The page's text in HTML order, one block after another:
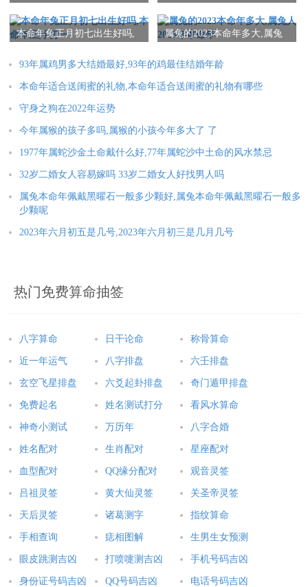
本命年兔正月初七出生好吗,
属兔的2023本命年多大,属兔
93年属鸡男多大结婚最好,93年的鸡最佳结婚年龄
本命年适合送闺蜜的礼物,本命年适合送闺蜜的礼物有哪些
守身之狗在2022年运势
今年属猴的孩子多吗,属猴的小孩今年多大了 了
1977年属蛇沙金土命戴什么好,77年属蛇沙中土命的风水禁忌
32岁二婚女人容易嫁吗 33岁二婚女人好找男人吗
属兔本命年佩戴黑曜石一般多少颗好,属兔本命年佩戴黑曜石一般多
少颗呢
2023年六月初五是几号,2023年六月初三是几月几号
热门免费算命抽签
八字算命 日干论命 称骨算命
近一年运气 八字排盘 六壬排盘
玄空飞星排盘 六爻起卦排盘 奇门遁甲排盘
免费起名 姓名测试打分 看风水算命
神奇小测试 万历年 八字合婚
姓名配对 生肖配对 星座配对
血型配对 QQ缘分配对 观音灵签
吕祖灵签 黄大仙灵签 关圣帝灵签
天后灵签 诸葛测字 指纹算命
手相查询 痣相图解 生男生女预测
眼皮跳测吉凶 打喷嚏测吉凶 手机号码吉凶
身份证号码吉凶 QQ号码吉凶 电话号码吉凶